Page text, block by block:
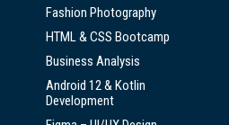
Fashion Photography
HTML & CSS Bootcamp
Business Analysis
Android 12 & Kotlin
Development